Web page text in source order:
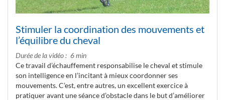
Stimuler la coordination des mouvements et
l’équilibre du cheval
Durée de la vidéo
6 min
Ce travail d’échauffement responsabilise le cheval et stimule
son intelligence en l’incitant à mieux coordonner ses
mouvements. C’est, entre autres, un excellent exercice à
pratiquer avant une séance d’obstacle dans le but d’améliorer